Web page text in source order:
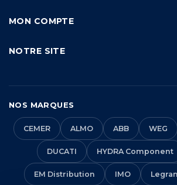
MON COMPTE
NOTRE SITE
NOS MARQUES
CEMER ALMO ABB WEG
DUCATI HYDRA Component
EM Distribution IMO